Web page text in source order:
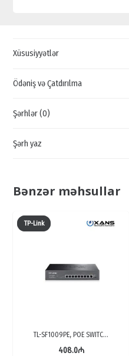
quantity
Xüsusiyyətlər
Ödəniş və Çatdırılma
Şərhlər (0)
Şərh yaz
Bənzər məhsullar
TP-Link
TL-SF1009PE, POE SWITC…
408.0₼